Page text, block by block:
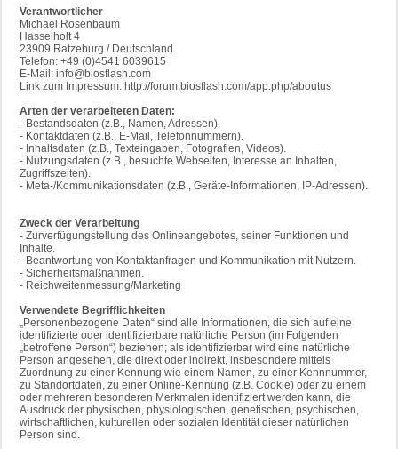
Verantwortlicher
Michael Rosenbaum
Hasselholt 4
23909 Ratzeburg / Deutschland
Telefon: +49 (0)4541 6039615
E-Mail: info@biosflash.com
Link zum Impressum: http://forum.biosflash.com/app.php/aboutus
Arten der verarbeiteten Daten:
- Bestandsdaten (z.B., Namen, Adressen).
- Kontaktdaten (z.B., E-Mail, Telefonnummern).
- Inhaltsdaten (z.B., Texteingaben, Fotografien, Videos).
- Nutzungsdaten (z.B., besuchte Webseiten, Interesse an Inhalten,
Zugriffszeiten).
- Meta-/Kommunikationsdaten (z.B., Geräte-Informationen, IP-Adressen).
Zweck der Verarbeitung
- Zurverfügungstellung des Onlineangebotes, seiner Funktionen und
Inhalte.
- Beantwortung von Kontaktanfragen und Kommunikation mit Nutzern.
- Sicherheitsmaßnahmen.
- Reichweitenmessung/Marketing
Verwendete Begrifflichkeiten
„Personenbezogene Daten“ sind alle Informationen, die sich auf eine
identifizierte oder identifizierbare natürliche Person (im Folgenden
„betroffene Person“) beziehen; als identifizierbar wird eine natürliche
Person angesehen, die direkt oder indirekt, insbesondere mittels
Zuordnung zu einer Kennung wie einem Namen, zu einer Kennnummer,
zu Standortdaten, zu einer Online-Kennung (z.B. Cookie) oder zu einem
oder mehreren besonderen Merkmalen identifiziert werden kann, die
Ausdruck der physischen, physiologischen, genetischen, psychischen,
wirtschaftlichen, kulturellen oder sozialen Identität dieser natürlichen
Person sind.